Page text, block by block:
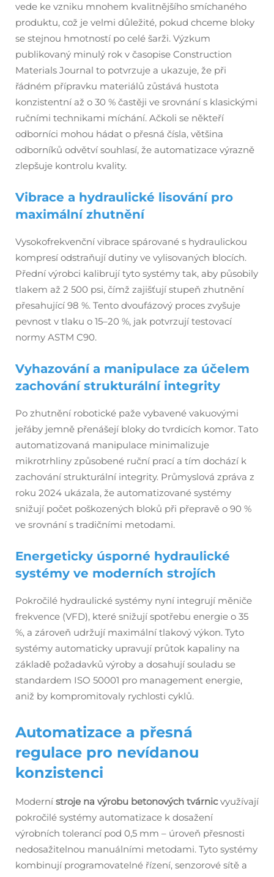
vede ke vzniku mnohem kvalitnějšího smíchaného
produktu, což je velmi důležité, pokud chceme bloky
se stejnou hmotností po celé šarži. Výzkum
publikovaný minulý rok v časopise Construction
Materials Journal to potvrzuje a ukazuje, že při
řádném přípravku materiálů zůstává hustota
konzistentní až o 30 % častěji ve srovnání s klasickými
ručními technikami míchání. Ačkoli se někteří
odborníci mohou hádat o přesná čísla, většina
odborníků odvětví souhlasí, že automatizace výrazně
zlepšuje kontrolu kvality.
Vibrace a hydraulické lisování pro
maximální zhutnění
Vysokofrekvenční vibrace spárované s hydraulickou
kompresí odstraňují dutiny ve vylisovaných blocích.
Přední výrobci kalibrují tyto systémy tak, aby působily
tlakem až 2 500 psi, čímž zajišťují stupeň zhutnění
přesahující 98 %. Tento dvoufázový proces zvyšuje
pevnost v tlaku o 15–20 %, jak potvrzují testovací
normy ASTM C90.
Vyhazování a manipulace za účelem
zachování strukturální integrity
Po zhutnění robotické paže vybavené vakuovými
jeřáby jemně přenášejí bloky do tvrdicích komor. Tato
automatizovaná manipulace minimalizuje
mikrotrhliny způsobené ruční prací a tím dochází k
zachování strukturální integrity. Průmyslová zpráva z
roku 2024 ukázala, že automatizované systémy
snižují počet poškozených bloků při přepravě o 90 %
ve srovnání s tradičními metodami.
Energeticky úsporné hydraulické
systémy ve moderních strojích
Pokročilé hydraulické systémy nyní integrují měniče
frekvence (VFD), které snižují spotřebu energie o 35
%, a zároveň udržují maximální tlakový výkon. Tyto
systémy automaticky upravují průtok kapaliny na
základě požadavků výroby a dosahují souladu se
standardem ISO 50001 pro management energie,
aniž by kompromitovaly rychlosti cyklů.
Automatizace a přesná
regulace pro nevídanou
konzistenci
Moderní stroje na výrobu betonových tvárnicvyužívají
pokročilé systémy automatizace k dosažení
výrobních tolerancí pod 0,5 mm – úroveň přesnosti
nedosažitelnou manuálními metodami. Tyto systémy
kombinují programovatelné řízení, senzorové sítě a